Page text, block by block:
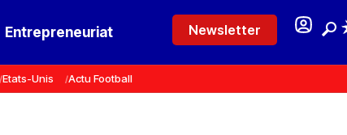
Entrepreneuriat Newsletter
Etats-Unis Actu Football